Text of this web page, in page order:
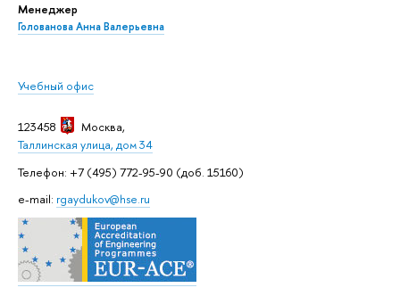
Менеджер
Голованова Анна Валерьевна
Учебный офис
123458 Москва,
Таллинская улица, дом 34
Телефон: +7 (495) 772-95-90 (доб. 15160)
e-mail: rgaydukov@hse.ru